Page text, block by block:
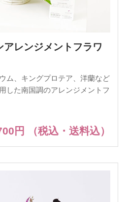
レンジメントフラワ
ム、キングプロテア、洋蘭など
した南国調のアレンジメントフ
円 （税込・送料込）